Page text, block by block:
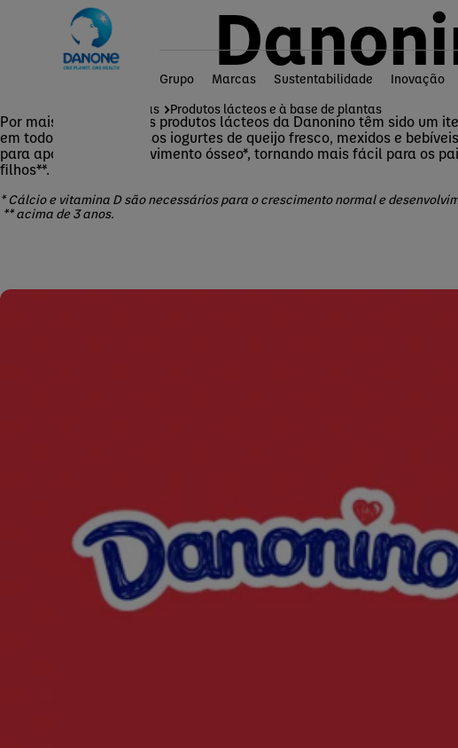
Grupo Marcas Sustentabilidade Inovação
Marcas Produtos lácteos e à base de plantas
Por mais de 50 anos, os produtos lácteos da Danonino têm sido um
em todo o mundo. Nossos iogurtes de queijo fresco, mexidos e
para apoiar o desenvolvimento ósseo*, tornando mais fácil para os
filhos**.
* Cálcio e vitamina D são necessários para o crescimento normal e
** acima de 3 anos.